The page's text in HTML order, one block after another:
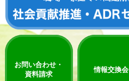
お問い合わせ・
資料請求
情報交換会